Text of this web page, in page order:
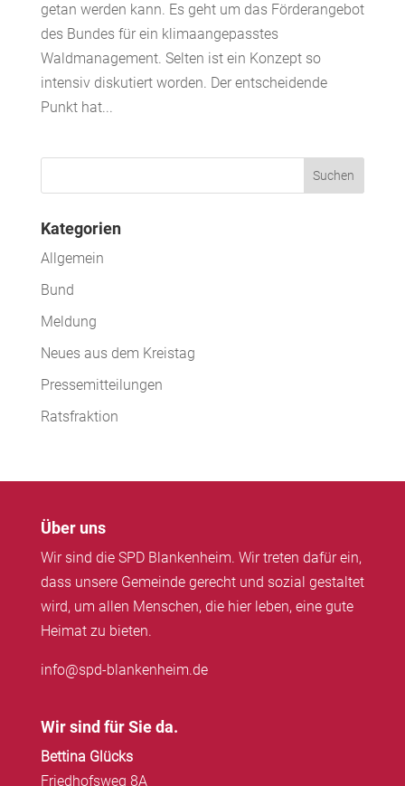
getan werden kann. Es geht um das Förderangebot
des Bundes für ein klimaangepasstes
Waldmanagement. Selten ist ein Konzept so
intensiv diskutiert worden. Der entscheidende
Punkt hat...
Kategorien
Allgemein
Bund
Meldung
Neues aus dem Kreistag
Pressemitteilungen
Ratsfraktion
Über uns
Wir sind die SPD Blankenheim. Wir treten dafür ein,
dass unsere Gemeinde gerecht und sozial gestaltet
wird, um allen Menschen, die hier leben, eine gute
Heimat zu bieten.
info@spd-blankenheim.de
Wir sind für Sie da.
Bettina Glücks
Friedhofsweg 8A